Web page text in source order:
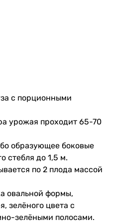
с порционными
урожая проходит 65-70
образующее боковые
стебля до 1,5 м.
по 2 плода массой
овальной формы,
зелёного цвета с
зелёными полосами.